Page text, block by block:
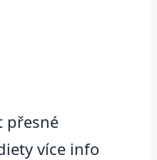
přesné
více info